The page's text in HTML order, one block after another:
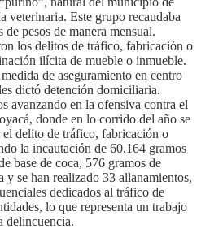
Este grupo recaudaba
pesos de manera mensual.
los delitos de tráfico, fabricación o
ilícita de mueble o inmueble.
de aseguramiento en centro
dictó detención domiciliaria.
avanzando en la ofensiva contra el
donde en lo corrido del año se
delito de tráfico, fabricación o
la incautación de 60.164 gramos
base de coca, 576 gramos de
y se han realizado 33 allanamientos,
dedicados al tráfico de
lo que representa un trabajo
delincuencia.